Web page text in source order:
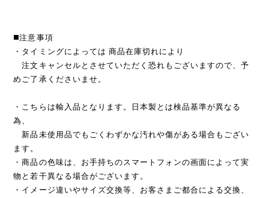
◼️注意事項
・タイミングによっては 商品在庫切れにより
注文キャンセルとさせていただく恐れもございますので、予
めご了承くださいませ。
・こちらは輸入品となります。日本製とは検品基準が異なる
為、
新品未使用品でもごくわずかな汚れや傷がある場合もござい
ます。
・商品の色味は、お手持ちのスマートフォンの画面によって実
物と若干異なる場合がございます。
・イメージ違いやサイズ交換等、お客さまご都合による交換、